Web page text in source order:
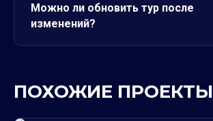
Можно ли обновить тур после
изменений?
ПОХОЖИЕ ПРОЕКТЫ